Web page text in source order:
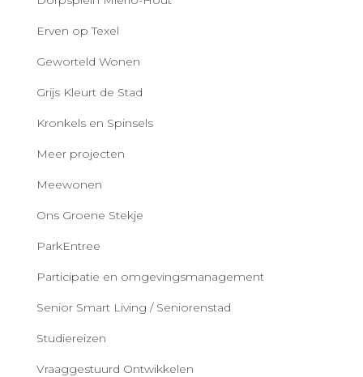
Erven op Texel
Geworteld Wonen
Grijs Kleurt de Stad
Kronkels en Spinsels
Meer projecten
Meewonen
Ons Groene Stekje
ParkEntree
Participatie en omgevingsmanagement
Senior Smart Living / Seniorenstad
Studiereizen
Vraaggestuurd Ontwikkelen